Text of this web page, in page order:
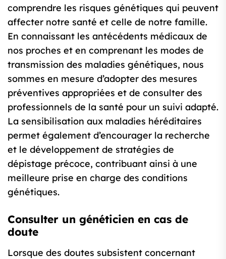
comprendre les risques génétiques qui peuvent
affecter notre santé et celle de notre famille.
En connaissant les antécédents médicaux de
nos proches et en comprenant les modes de
transmission des maladies génétiques, nous
sommes en mesure d’adopter des mesures
préventives appropriées et de consulter des
professionnels de la santé pour un suivi adapté.
La sensibilisation aux maladies héréditaires
permet également d’encourager la recherche
et le développement de stratégies de
dépistage précoce, contribuant ainsi à une
meilleure prise en charge des conditions
génétiques.
Consulter un généticien en cas de
doute
Lorsque des doutes subsistent concernant